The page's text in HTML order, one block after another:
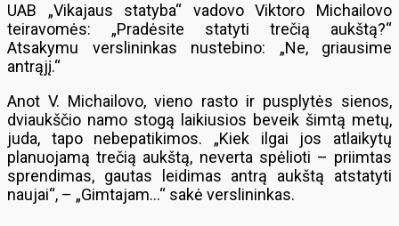
UAB „Vikajaus statyba“ vadovo Viktoro Michailovo
teiravomės: „Pradėsite statyti trečią aukštą?“
Atsakymu verslininkas nustebino: „Ne, griausime
antrąjį.“
Anot V. Michailovo, vieno rasto ir pusplytės sienos,
dviaukščio namo stogą laikiusios beveik šimtą metų,
juda, tapo nebepatikimos. „Kiek ilgai jos atlaikytų
planuojamą trečią aukštą, neverta spėlioti – priimtas
sprendimas, gautas leidimas antrą aukštą atstatyti
naujai“, – „Gimtajam…“ sakė verslininkas.